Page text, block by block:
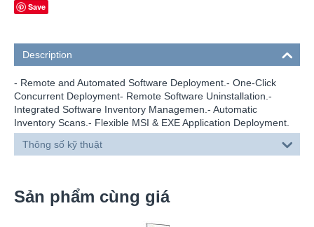
Save
Description
- Remote and Automated Software Deployment.- One-Click
Concurrent Deployment- Remote Software Uninstallation.-
Integrated Software Inventory Managemen.- Automatic
Inventory Scans.- Flexible MSI & EXE Application Deployment.
Thông số kỹ thuật
Sản phẩm cùng giá